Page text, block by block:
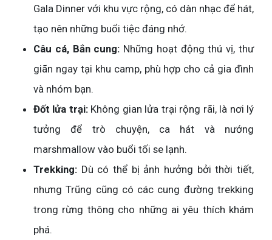
Gala Dinner với khu vực rộng, có dàn nhạc để hát,
tạo nên những buổi tiệc đáng nhớ.
Câu cá, Bắn cung: Những hoạt động thú vị, thư
giãn ngay tại khu camp, phù hợp cho cả gia đình
và nhóm bạn.
Đốt lửa trại:Không gian lửa trại rộng rãi, là nơi lý
tưởng để trò chuyện, ca hát và nướng
marshmallow vào buổi tối se lạnh.
Trekking: Dù có thể bị ảnh hưởng bởi thời tiết,
nhưng Trũng cũng có các cung đường trekking
trong rừng thông cho những ai yêu thích khám
phá.